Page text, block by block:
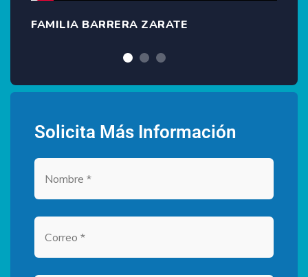
FAMILIA BARRERA ZARATE
Solicita Más Información